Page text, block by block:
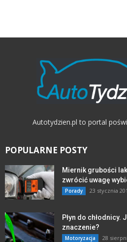
Autotydzien.pl to portal
POPULARNE POSTY
Miernik grubości
zwrócić uwagę
Porady 23 stycznia
Płyn do chłodnicy.
znaczenie?
Motoryzacja 28